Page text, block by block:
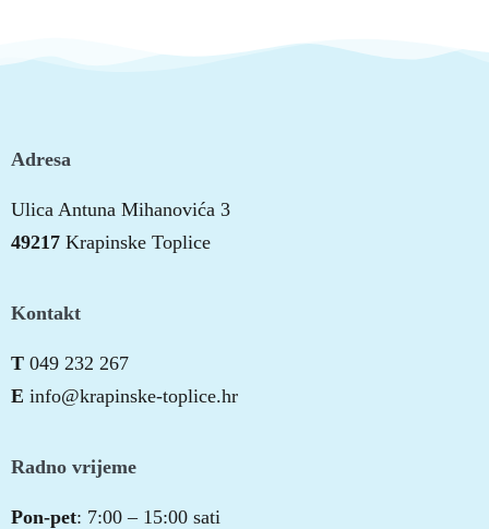
Adresa
Ulica Antuna Mihanovića 3
49217 Krapinske Toplice
Kontakt
T 049 232 267
E info@krapinske-toplice.hr
Radno vrijeme
Pon-pet: 7:00 – 15:00 sati